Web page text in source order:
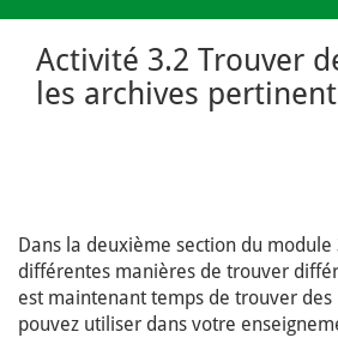
Activité 3.2 Trouver
les archives
Dans la deuxième section du module
différentes manières de trouver
est maintenant temps de trouver des
pouvez utiliser dans votre